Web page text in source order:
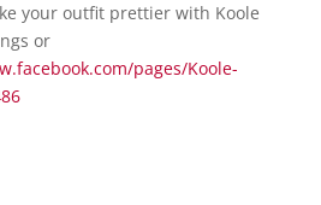
your outfit prettier with Koole
or
pages/Koole-